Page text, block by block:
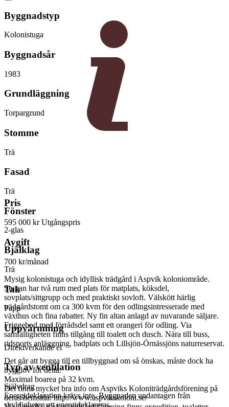
Pris
595 000 kr Utgångspris
Avgift
700 kr/månad
Mysig kolonistuga och idyllisk trädgård i Aspvik koloniområde.
Stugan har två rum med plats för matplats, köksdel,
sovplats/sittgrupp och med praktiskt sovloft. Välskött härlig
trädgårdstomt om ca 300 kvm för den odlingsintresserade med
växthus och fina rabatter. Ny fin altan anlagd av nuvarande säljare.
Friggebod med förrådsdel samt ett orangeri för odling. Via
samfälligheten finns tillgång till toalett och dusch. Nära till buss,
ridsports anläggning, badplats och Lillsjön-Örnässjöns naturreservat.
Det går att bygga till en tillbyggnad om så önskas, måste dock ha
bygglov för detta.
Maximal boarea på 32 kvm.
Det finns mycket bra info om Aspviks Koloniträdgårdsförening på
deras hemsida: http://www.aspvikskoloni.se/
Byggnadstyp
Kolonistuga
Byggnadsår
1983
Grundläggning
Torpargrund
Stomme
Trä
Fasad
Trä
Fönster
2-glas
Bjälklag
Trä
Tak
Papp
Uppvärmning
Direktverkande el
Typ av ventilation
Självdrag
Energideklaration krävs inte. Byggnaden undantagen från
skyldigheten att energideklareras.